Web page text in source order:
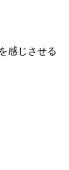
感じさせる